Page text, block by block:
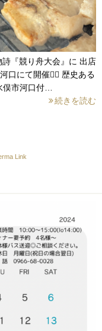
『競り舟大会』に 出店
口にて開催🚣‍♀️ 歴史ある
市河口付…
続きを読む
Link